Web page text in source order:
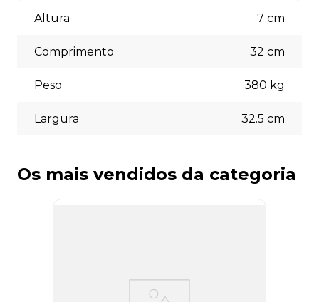
(5% off) cartões de crédito, boleto bancário. Você pode
escolher a opção que melhor se adapte às suas
Altura 7 cm
Comprimento 32 cm
Peso 380 kg
Largura 32.5 cm
Os mais vendidos da categoria